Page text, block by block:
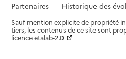
Partenaires
Historique des
Sauf mention explicite de propriété
tiers, les contenus de ce site sont
licence etalab-2.0